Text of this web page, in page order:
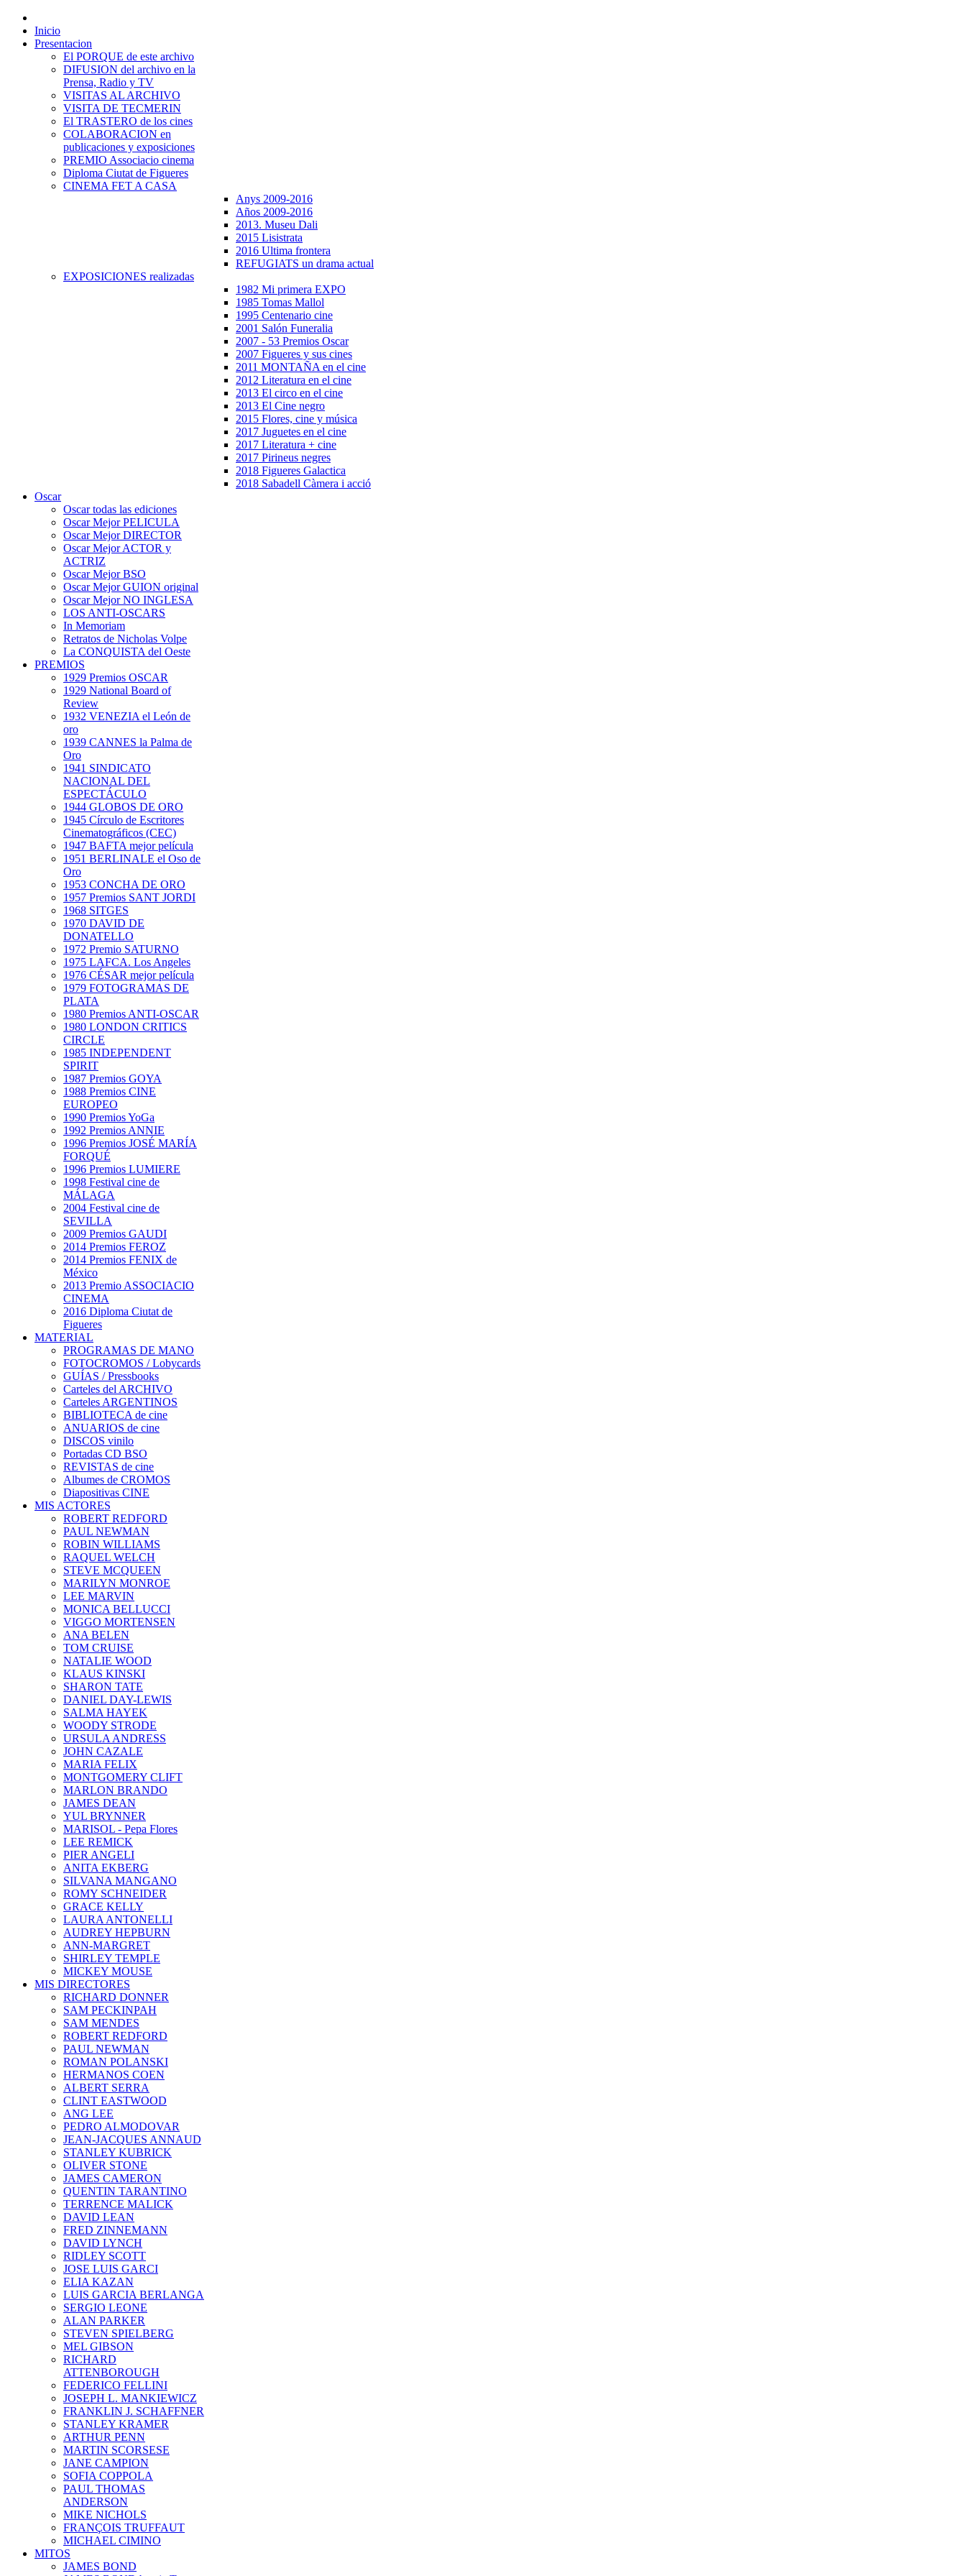
Inicio
Presentacion
El PORQUE de este archivo
DIFUSION del archivo en la
Prensa, Radio y TV
VISITAS AL ARCHIVO
VISITA DE TECMERIN
El TRASTERO de los cines
COLABORACION en
publicaciones y exposiciones
PREMIO Associacio cinema
Diploma Ciutat de Figueres
CINEMA FET A CASA
Anys 2009-2016
Años 2009-2016
2013. Museu Dali
2015 Lisistrata
2016 Ultima frontera
REFUGIATS un drama actual
EXPOSICIONES realizadas
1982 Mi primera EXPO
1985 Tomas Mallol
1995 Centenario cine
2001 Salón Funeralia
2007 - 53 Premios Oscar
2007 Figueres y sus cines
2011 MONTAÑA en el cine
2012 Literatura en el cine
2013 El circo en el cine
2013 El Cine negro
2015 Flores, cine y música
2017 Juguetes en el cine
2017 Literatura + cine
2017 Pirineus negres
2018 Figueres Galactica
2018 Sabadell Càmera i acció
Oscar
Oscar todas las ediciones
Oscar Mejor PELICULA
Oscar Mejor DIRECTOR
Oscar Mejor ACTOR y
ACTRIZ
Oscar Mejor BSO
Oscar Mejor GUION original
Oscar Mejor NO INGLESA
LOS ANTI-OSCARS
In Memoriam
Retratos de Nicholas Volpe
La CONQUISTA del Oeste
PREMIOS
1929 Premios OSCAR
1929 National Board of
Review
1932 VENEZIA el León de
oro
1939 CANNES la Palma de
Oro
1941 SINDICATO
NACIONAL DEL
ESPECTÁCULO
1944 GLOBOS DE ORO
1945 Círculo de Escritores
Cinematográficos (CEC)
1947 BAFTA mejor película
1951 BERLINALE el Oso de
Oro
1953 CONCHA DE ORO
1957 Premios SANT JORDI
1968 SITGES
1970 DAVID DE
DONATELLO
1972 Premio SATURNO
1975 LAFCA. Los Angeles
1976 CÉSAR mejor película
1979 FOTOGRAMAS DE
PLATA
1980 Premios ANTI-OSCAR
1980 LONDON CRITICS
CIRCLE
1985 INDEPENDENT
SPIRIT
1987 Premios GOYA
1988 Premios CINE
EUROPEO
1990 Premios YoGa
1992 Premios ANNIE
1996 Premios JOSÉ MARÍA
FORQUÉ
1996 Premios LUMIERE
1998 Festival cine de
MÁLAGA
2004 Festival cine de
SEVILLA
2009 Premios GAUDI
2014 Premios FEROZ
2014 Premios FENIX de
México
2013 Premio ASSOCIACIO
CINEMA
2016 Diploma Ciutat de
Figueres
MATERIAL
PROGRAMAS DE MANO
FOTOCROMOS / Lobycards
GUÍAS / Pressbooks
Carteles del ARCHIVO
Carteles ARGENTINOS
BIBLIOTECA de cine
ANUARIOS de cine
DISCOS vinilo
Portadas CD BSO
REVISTAS de cine
Albumes de CROMOS
Diapositivas CINE
MIS ACTORES
ROBERT REDFORD
PAUL NEWMAN
ROBIN WILLIAMS
RAQUEL WELCH
STEVE MCQUEEN
MARILYN MONROE
LEE MARVIN
MONICA BELLUCCI
VIGGO MORTENSEN
ANA BELEN
TOM CRUISE
NATALIE WOOD
KLAUS KINSKI
SHARON TATE
DANIEL DAY-LEWIS
SALMA HAYEK
WOODY STRODE
URSULA ANDRESS
JOHN CAZALE
MARIA FELIX
MONTGOMERY CLIFT
MARLON BRANDO
JAMES DEAN
YUL BRYNNER
MARISOL - Pepa Flores
LEE REMICK
PIER ANGELI
ANITA EKBERG
SILVANA MANGANO
ROMY SCHNEIDER
GRACE KELLY
LAURA ANTONELLI
AUDREY HEPBURN
ANN-MARGRET
SHIRLEY TEMPLE
MICKEY MOUSE
MIS DIRECTORES
RICHARD DONNER
SAM PECKINPAH
SAM MENDES
ROBERT REDFORD
PAUL NEWMAN
ROMAN POLANSKI
HERMANOS COEN
ALBERT SERRA
CLINT EASTWOOD
ANG LEE
PEDRO ALMODOVAR
JEAN-JACQUES ANNAUD
STANLEY KUBRICK
OLIVER STONE
JAMES CAMERON
QUENTIN TARANTINO
TERRENCE MALICK
DAVID LEAN
FRED ZINNEMANN
DAVID LYNCH
RIDLEY SCOTT
JOSE LUIS GARCI
ELIA KAZAN
LUIS GARCIA BERLANGA
SERGIO LEONE
ALAN PARKER
STEVEN SPIELBERG
MEL GIBSON
RICHARD
ATTENBOROUGH
FEDERICO FELLINI
JOSEPH L. MANKIEWICZ
FRANKLIN J. SCHAFFNER
STANLEY KRAMER
ARTHUR PENN
MARTIN SCORSESE
JANE CAMPION
SOFIA COPPOLA
PAUL THOMAS
ANDERSON
MIKE NICHOLS
FRANÇOIS TRUFFAUT
MICHAEL CIMINO
MITOS
JAMES BOND